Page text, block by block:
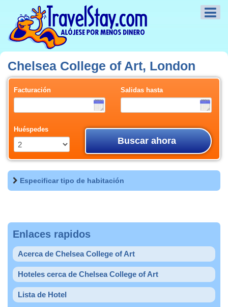
Chelsea College of Art, London
Facturación Salidas hasta
Huéspedes
Buscar ahora
Especificar tipo de habitación
Enlaces rapidos
Acerca de Chelsea College of Art
Hoteles cerca de Chelsea College of Art
Lista de Hotel